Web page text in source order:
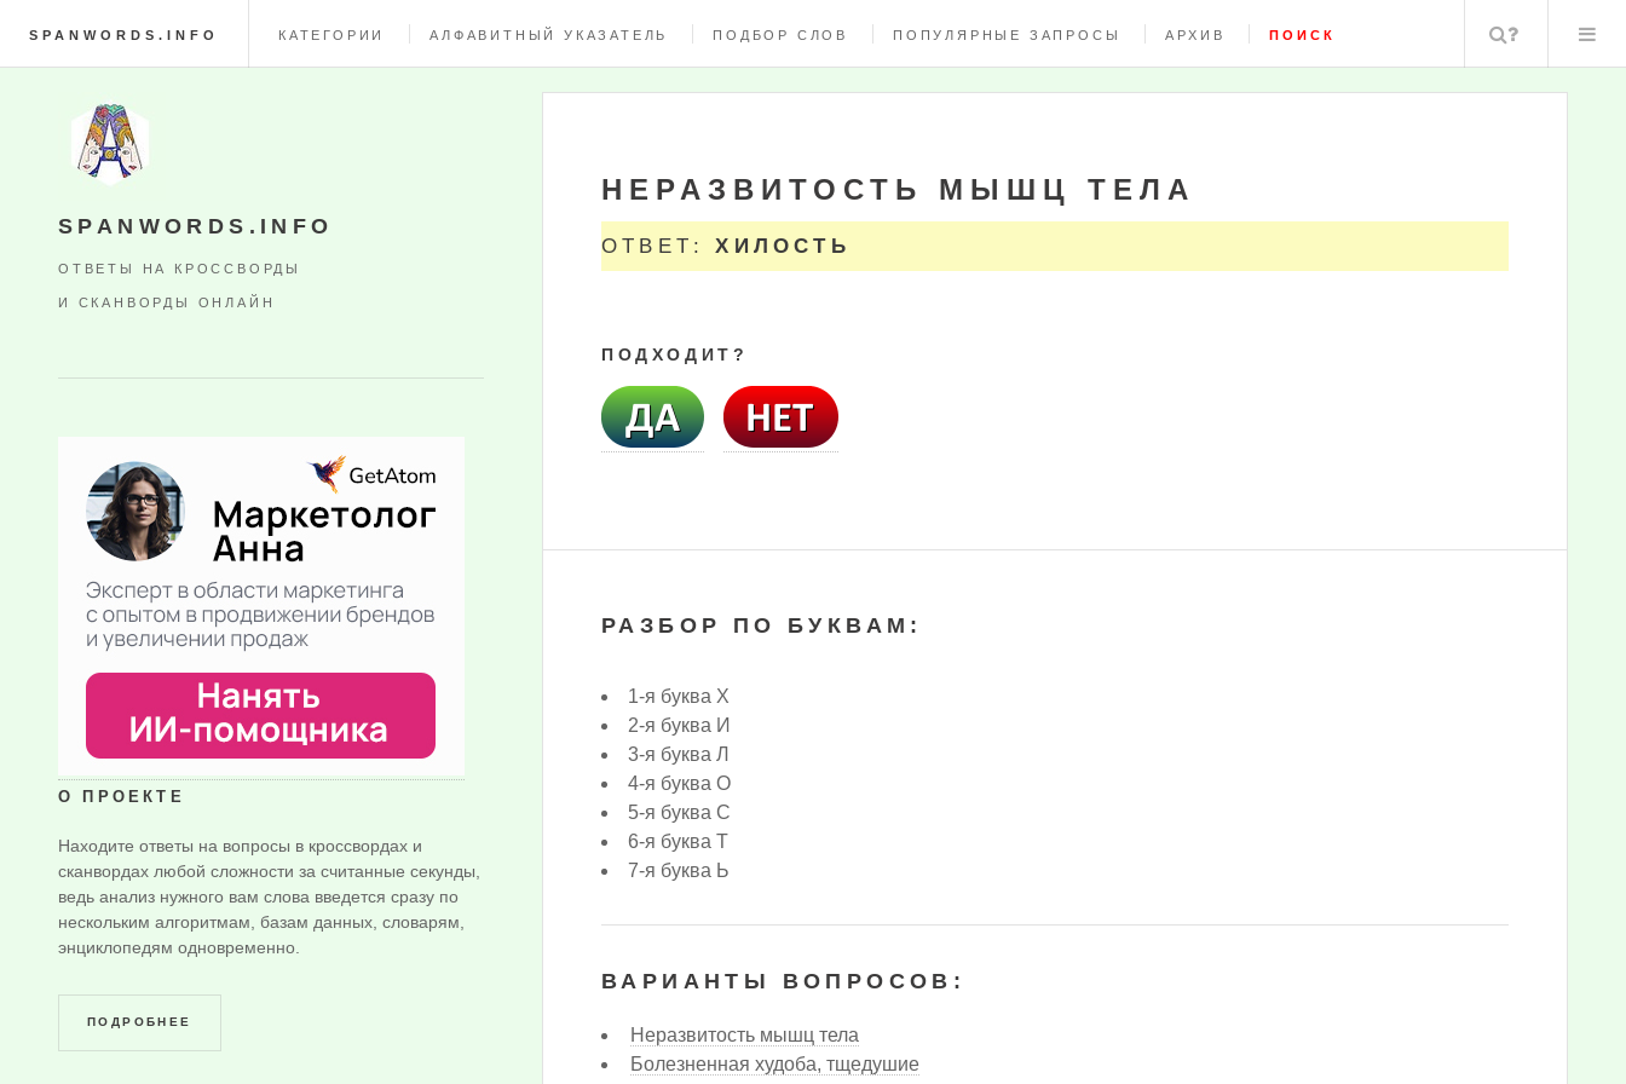
SPANWORDS.INFO КАТЕГОРИИ АЛФАВИТНЫЙ УКАЗАТЕЛЬ ПОДБОР СЛОВ ПОПУЛЯРНЫЕ ЗАПРОСЫ АРХИВ ПОИСК Поиск
НЕРАЗВИТОСТЬ МЫШЦ ТЕЛА
ОТВЕТ:ХИЛОСТЬ
ПОДХОДИТ?
РАЗБОР ПО БУКВАМ:
1-я буква Х
2-я буква И
3-я буква Л
4-я буква О
5-я буква С
6-я буква Т
7-я буква Ь
ВАРИАНТЫ ВОПРОСОВ:
Неразвитость мышц тела
Болезненная худоба, тщедушие
SPANWORDS.INFO
ОТВЕТЫ НА КРОССВОРДЫ
И СКАНВОРДЫ ОНЛАЙН
О ПРОЕКТЕ
Находите ответы на вопросы в кроссвордах и
сканвордах любой сложности за считанные секунды,
ведь анализ нужного вам слова введется сразу по
нескольким алгоритмам, базам данных, словарям,
энциклопедям одновременно.
ПОДРОБНЕЕ